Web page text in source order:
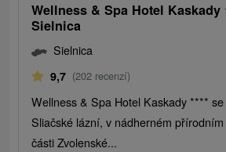
Wellness & Spa Hotel Kaskady
Sielnica
Sielnica
9,7 (202 recenzí)
Wellness & Spa Hotel Kaskady ****
Sliačské lázní, v nádherném
části Zvolenské...